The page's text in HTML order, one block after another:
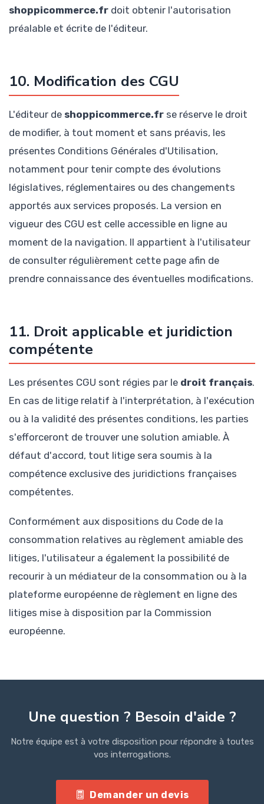
shoppicommerce.fr doit obtenir l'autorisation
préalable et écrite de l'éditeur.
10. Modification des CGU
L'éditeur de shoppicommerce.fr se réserve le droit
de modifier, à tout moment et sans préavis, les
présentes Conditions Générales d'Utilisation,
notamment pour tenir compte des évolutions
législatives, réglementaires ou des changements
apportés aux services proposés. La version en
vigueur des CGU est celle accessible en ligne au
moment de la navigation. Il appartient à l'utilisateur
de consulter régulièrement cette page afin de
prendre connaissance des éventuelles modifications.
11. Droit applicable et juridiction
compétente
Les présentes CGU sont régies par le droit français.
En cas de litige relatif à l'interprétation, à l'exécution
ou à la validité des présentes conditions, les parties
s'efforceront de trouver une solution amiable. À
défaut d'accord, tout litige sera soumis à la
compétence exclusive des juridictions françaises
compétentes.
Conformément aux dispositions du Code de la
consommation relatives au règlement amiable des
litiges, l'utilisateur a également la possibilité de
recourir à un médiateur de la consommation ou à la
plateforme européenne de règlement en ligne des
litiges mise à disposition par la Commission
européenne.
Une question ? Besoin d'aide ?
Notre équipe est à votre disposition pour répondre à toutes
vos interrogations.
Demander un devis